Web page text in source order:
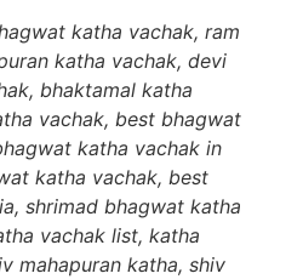
katha vachak, ram
katha vachak, devi
bhaktamal katha
vachak, best bhagwat
katha vachak in
katha vachak, best
shrimad bhagwat katha
vachak list, katha
mahapuran katha, shiv